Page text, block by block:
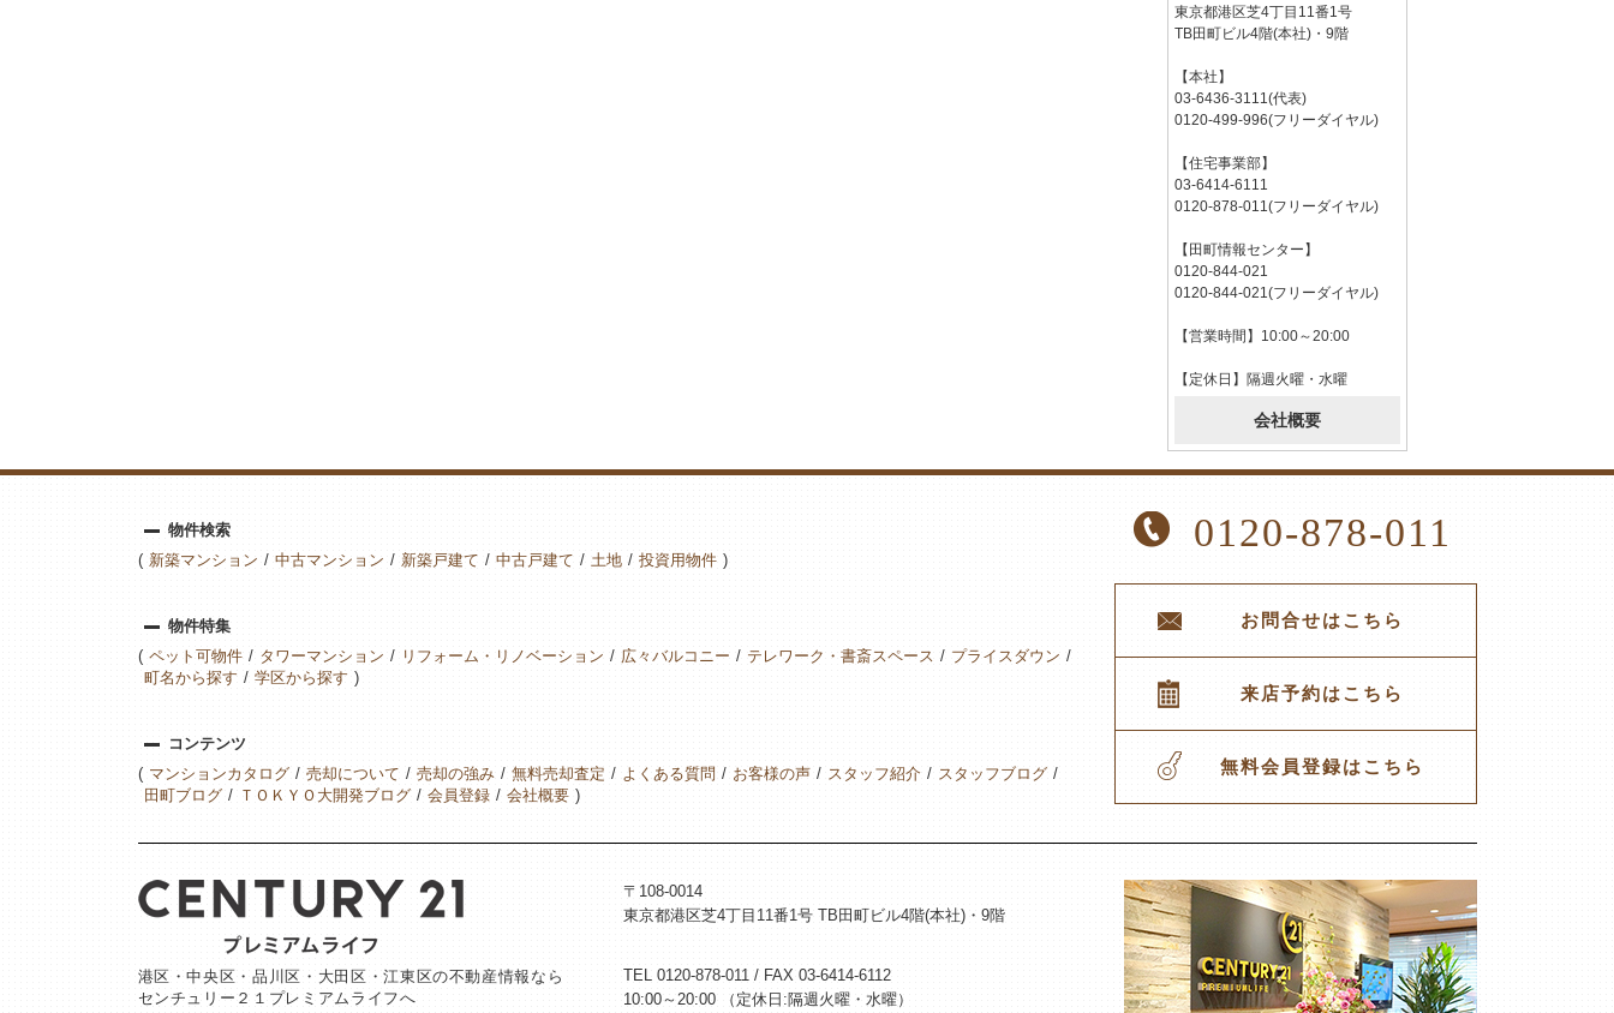
東京都港区芝4丁目11番1号
TB田町ビル4階(本社)・9階
【本社】
03-6436-3111(代表)
0120-499-996(フリーダイヤル)
【住宅事業部】
03-6414-6111
0120-878-011(フリーダイヤル)
【田町情報センター】
0120-844-021
0120-844-021(フリーダイヤル)
【営業時間】10:00～20:00
【定休日】隔週火曜・水曜
会社概要
物件検索
新築マンション
中古マンション 新築戸建て 中古戸建て 土地 投資用物件
物件特集
ペット可物件
タワーマンション リフォーム・リノベーション 広々バルコニー テレワーク・書斎スペース
プライスダウン
町名から探す
学区から探す
コンテンツ
マンションカタログ
売却について 売却の強み 無料売却査定 よくある質問 お客様の声 スタッフ紹介
スタッフブログ
田町ブログ
ＴＯＫＹＯ大開発ブログ 会員登録 会社概要
0120-878-011
お問合せはこちら
来店予約はこちら
無料会員登録はこちら
港区・中央区・品川区・大田区・江東区の不動産情報なら
センチュリー２１プレミアムライフへ
〒108-0014
東京都港区芝4丁目11番1号 TB田町ビル4階(本社)・9階
TEL 0120-878-011 / FAX 03-6414-6112
10:00～20:00 （定休日:隔週火曜・水曜）